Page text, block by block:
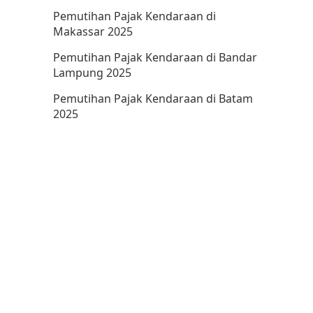
Pemutihan Pajak Kendaraan di
Makassar 2025
Pemutihan Pajak Kendaraan di Bandar
Lampung 2025
Pemutihan Pajak Kendaraan di Batam
2025